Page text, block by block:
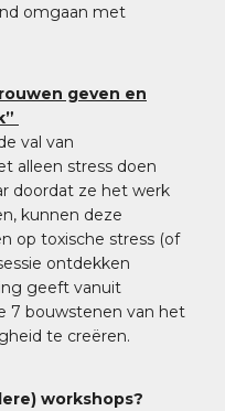
omgaan met
geven en
val van
alleen stress doen
doordat ze het werk
kunnen deze
op toxische stress (of
ontdekken
geeft vanuit
7 bouwstenen van het
te creëren.
workshops?